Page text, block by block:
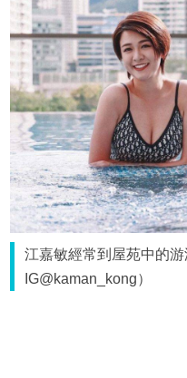
江嘉敏經常到屋苑中的
IG@kaman_kong）